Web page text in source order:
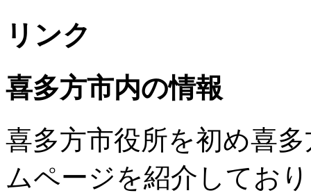
リンク
喜多方市内の情報
喜多方市役所を初め喜
ムページを紹介してお